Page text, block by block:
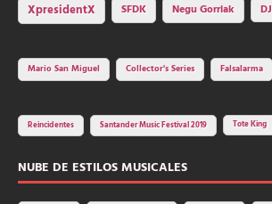
XpresidentX SFDK Negu Gorriak
Mario San Miguel
Collector's Series Falsalarma
Reincidentes Santander Music Festival 2019 Tote King
NUBE DE ESTILOS MUSICALES